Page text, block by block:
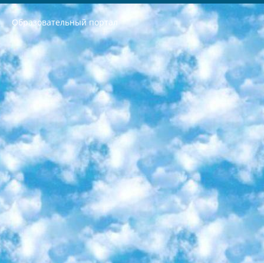
Образовательный портал
РЕСПУБЛИКА УЗБЕКИСТАН МИНИСТРЕРСТВО ДОШКОЛЬНОГО И ШКОЛЬНОГО ОБРАЗОВАНИЯ КОМАНДА в общеобразовательных учреждениях в 2023-2024 учебном году организация и проведение итоговой государственной аттестации обучающихся о Министра дошкольного и школьного образования Республики Узбекистан от 4 марта 2008 года (постановлением Минюста от 20 марта 2008 года № 1778 государственной регистрации) «Итоговое состояние учащихся общего среднего образования на основании положения об утверждении положения об аттестации общего среднего образования выпускной экзамен студентов в образовательных учреждениях в 2023-2024 учебном году В целях организации и прохождения аттестации приказываю: 1. Следующее: перечень предметов, по которым будет проводиться итоговая государственная аттестация и экзамен формы перевода согласно приложению 1; сертификаты международного образца, оценивающие уровень владения иностранными языками перечень согласно приложению 2; 2. Педагогический при специализированных образовательных учреждениях. научно-практический центр квалификации и международной оценки (Д.Давидова) 2024 г. До 25 марта: задания по предметам, по которым будет проводиться итоговая аттестация разработка и утверждение технических условий; итоговая аттестация на основании разработанного предметного задания разработка вопросов по предметам (устно и письменно), экзамен передача; общеобразовательные средние школы и специальные учебные заведения учащиеся выпускных классов школ и интернатов в агентской системе подготовка базы данных экзаменационных материалов и критериев оценки; перевод базы экзаменационных материалов на все языки обучения подать в Республиканский образовательный центр для изготовления; варианты экзаменов на основе разработанных контрольных материалов пусть будут поставлены задачи формирования. 3. Республиканский образовательный центр (Ш.Худайкулов) до 5 апреля 2024 года. до: база данных предоставленных экзаменационных материалов на все языки обучения перевод и экспертиза; для слепых, слабовидящих, глухих, слабослышащих и умственно отсталых детей учащиеся выпускных классов специализированных школ и школ-интернатов база данных экзаменационных материалов на всех преподаваемых языках подготовка критериев оценки; специализированные школы для умственно отсталых детей и технологии для учащихся выпускных классов школ-интернатов разработка соответствующих рекомендаций и критериев проведения ЕГЭ по естествознанию давать задания. 4. Педагогический при специализированных образовательных учреждениях. Научно-практический центр навыков и международной оценки (Д.Давидова), Республика образовательный центр (Худайкулов Ш.) итоговый государственный аттестационный экзамен ориентирован на творческое и логическое мышление при подготовке базы материалов учитывать введение заданий. 5. Следует отметить, что: сертификат государственного образца о знании общеобразовательного предмета и как минимум национальный уровень B1 по предметам на иностранных языках, указанным в Приложении 2. или международно признанный сертификат эквивалентного уровня студенты, изучающие определенный предмет, освобождаются от экзамена; по соответствующим предметам запланирована итоговая государственная аттестация за день до дня, путем жеребьевки Рабочей группой (в письменной форме по предметам, проводимым в форме) из числа сформированных вариантов выбрано 2 варианта; 2 выбранных варианта экзамена анонсированы на официальном сайте министерства и все выпускники по всей стране на основе этих вариантов проводит итоговую государственную аттестацию. 6. Государственное образование учащихся средних общеобразовательных учреждений. знания в соответствии с квалификационными требованиями, которые необходимо приобрести на основании стандартов итоговый (выпускной) контроль для 9 и 11 классов в целях тестирования Экзамены (далее – экзамены) состоят из предметов, перечисленных в приложении 1. будет сделано. 7. Экзамены пройдут с 26 мая по 15 июня 2024 г. (кроме науки физического воспитания). 8. Физическая для учащихся 9 классов общесредних образовательных учреждений. Экзамены по предмету «Образование, квалификация медицина» 1-6 мая 2024 года. сотрудники перевести под присмотр (с отклонениями в физическом или умственном развитии) специализированная школа для детей, школы-интернаты и со сколиозом школы-интернаты санаторного типа для больных детей исключены). 9. Он был слепым, слабовидящим и имел нарушения опорно-двигательного аппарата. экзамены в специализированных школах и интернатах для детей должны проводиться исходя из требований, предъявляемых к общеобразовательным учреждениям (физкультура кроме науки). 10. Специализированная школа для глухих и слабослышащих детей. и экзамены в интернатах и быть реализован в виде письменного теста по математике. 11. Специальность для умственно отсталых детей. Для 9 класса Родной язык и литературное письмо Государственный язык (язык обучения – узбекский). для неклассов) написано Математическое письмо Письменная/устная история Узбекистана Физическое воспитание практично Итоговый контроль Для 11 класса Написание родного языка и литературы (эссе) Математическое письмо Узбекский язык (обучение на узбекском языке) не посещающее общее среднее образование для учреждений)/Образовательное учреждение выбор письменный и устный Иностранный язык письменный/устный Письменная/устная история Узбекистана *По выбору студента:  Химия  Физика  Основы государственного права  География 10 бесплатных образовательных ресурсов - Мы составили подборку онлайн-проектов с интерактивными упражнениями, видеолекциями и статьями. Они помогут вам обрести новые и освежить старые знания бесплатно. 1. «ИНТУИТ» Старейшая образовательная площадка Рунета. Здесь вы найдёте сотни текстовых и видеокурсов на десятки различных тем — от программирования до психологии. Многие курсы подготовлены российскими университетами и крупными международными компаниями вроде Intel и Microsoft. Самостоятельное обучение бесплатное, но желающие могут оплатить услуги персональных наставников. 2. «Смартия» знакомит с актуальными профессиями и подсказывает, как им обучаться. Выбрав заинтересовавшую вас специальность — SMM-специалист, фотограф, веб-дизайнер или другую, — увидите список необходимых для неё умений. Чтобы вы могли освоить их самостоятельно, для каждого умения площадка отображает подборку ссылок на учебные материалы. Хотя «Смартия» ориентируется на русскоязычную аудиторию, часть контента всё же доступна только на английском. 3. «Лекторий Физтеха» Проект Московского физико-технического института (Физтеха). С его помощью вы можете смотреть онлайн серии лекций, записанные на видео в этом вузе. В числе доступных предметов — физика, биология, химия, информационные технологии и другие. К некоторым лекциям администрация ресурса прилагает готовые конспекты, которые можно скачивать в PDF-формате. 4. ITMOcourses Онлайн-площадка Санкт-Петербургского национального исследовательского университета информационных технологий, механики и оптики (ИТМО). Ресурс предоставляет свободный доступ к курсам, разработанным в этом вузе. Каталог материалов разбит на четыре категории: «Оптические системы и технологии», «Приборостроение и робототехника», «Информационные технологии» и «Биотехнологии». Курсы состоят из видеолекций, интерактивных демонстраций и заданий. 5. «КиберЛенинка» Электронная научная библиотека открытого доступа. Каталог площадки регулярно обрастает текстами статей из различных научных изданий. Сгруппированные по журналам и рубрикам публикации можно читать онлайн или скачивать целиком в PDF-формате. Проект нацелен на популяризацию науки за счёт открытого доступа к качественной информации. 6. «ПостНаука» На этом ресурсе публикуют подборки видеолекций, составленные экспертами из разных отраслей и объединённые общими темами. Среди них, к примеру, есть серии «Биоинформатика и геномика», «Культура средневековой Скандинавии» и Cinema Studies о теории кино. Каждая подборка лекций — логически связанная история, рассказанная экспертом от первого лица. Кроме того, на сайте появляются научно-образовательные статьи и тесты на разные темы. 7. «Newочём» Команда проекта «Newочём» отбирает самые интересные тексты из англоязычных СМИ и переводит те из них, за которые голосуют участники сообщества «ВКонтакте». По большей части это научно-популярные статьи. Редакторы придумывают лишь заголовки, в остальном содержание переводов соответствует оригиналам. Полные тексты можно читать прямо в социальной сети. 8. InternetUrok Онлайн-база материалов по основным дисциплинам школьной программы. Информация на сайте структурирована по классам, предметам и темам (урокам). Каждый урок состоит из видеолекций и конспектов. Есть также интерактивные тренажёры и тесты для закрепления пройденного материала. Даже если вы давно окончили школу, возможность повторить программу старших классов всегда может пригодиться. 9. Edutainme Ещё один ресурс об образовании. В отличие от Newtonew, как мне кажется, Edutainme больше ориентируется на представителей индустрии: педагогов, предпринимателей, разработчиков образовательных проектов. Но и любой, кто просто стремится к саморазвитию, найдёт на сайте много полезного и интересного для себя. Например, информацию о новых курсах и образовательных сервисах. 10. Newtonew Онлайн-медиа об образовании и обучении в широком смысле. Авторы Newtonew пишут об инструментах, заведениях, тактиках и стратегиях, которые помогают учить других и получать новые знания самостоятельно. На этой площадке вы найдёте новости, обзоры, аналитические мат